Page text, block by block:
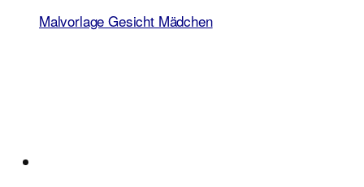
Malvorlage Gesicht Mädchen